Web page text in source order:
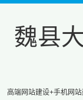
魏县
高端网站建设+手机网